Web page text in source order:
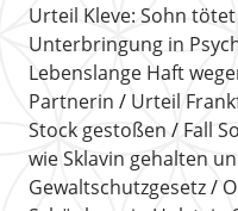
Urteil Kleve: Sohn
Unterbringung in
Lebenslange Haft
Partnerin
Urteil
Stock gestoßen
Fall
wie Sklavin gehalten
Gewaltschutzgesetz